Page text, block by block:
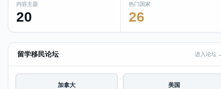
内容主题
20
热门国家
26
留学移民论坛 进入论坛
加拿大 美国